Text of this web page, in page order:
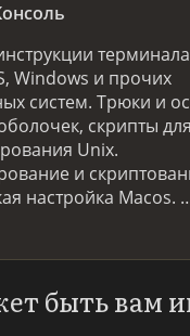
Windows и прочих
систем. Трюки и
скрипты для
Unix.
и
настройка Macos.
быть вам